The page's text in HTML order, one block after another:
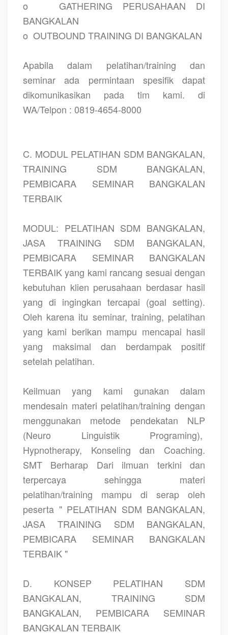
o
GATHERING PERUSAHAAN DI
BANGKALAN
o OUTBOUND TRAINING DI BANGKALAN
Apabila dalam pelatihan/training dan
seminar ada permintaan spesifik dapat
dikomunikasikan pada tim kami. di
WA/Telpon : 0819-4654-8000
C. MODUL PELATIHAN SDM BANGKALAN,
TRAINING SDM BANGKALAN,
PEMBICARA SEMINAR BANGKALAN
TERBAIK
MODUL: PELATIHAN SDM BANGKALAN,
JASA TRAINING SDM BANGKALAN,
PEMBICARA SEMINAR BANGKALAN
TERBAIK yang kami rancang sesuai dengan
kebutuhan klien perusahaan berdasar hasil
yang di ingingkan tercapai (goal setting).
Oleh karena itu seminar, training, pelatihan
yang kami berikan mampu mencapai hasil
yang maksimal dan berdampak positif
setelah pelatihan.
Keilmuan yang kami gunakan dalam
mendesain materi pelatihan/training dengan
menggunakan metode pendekatan NLP
(Neuro Linguistik Programing),
Hypnotherapy, Konseling dan Coaching.
SMT Berharap Dari ilmuan terkini dan
terpercaya sehingga materi
pelatihan/training mampu di serap oleh
peserta " PELATIHAN SDM BANGKALAN,
JASA TRAINING SDM BANGKALAN,
PEMBICARA SEMINAR BANGKALAN
TERBAIK "
D. KONSEP PELATIHAN SDM
BANGKALAN, TRAINING SDM
BANGKALAN, PEMBICARA SEMINAR
BANGKALAN TERBAIK